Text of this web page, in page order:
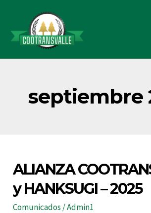
contenido
septiembre
ALIANZA
y HANKSUGI – 2025
Comunicados /Admin1
ALIANZA
COOTRANSVALLE
y
HANKSUGI
–